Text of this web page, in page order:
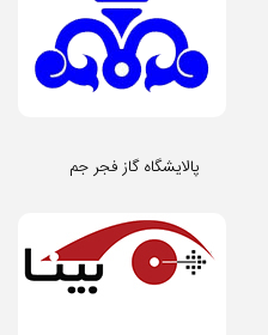
پالایشگاه گاز فجر جم